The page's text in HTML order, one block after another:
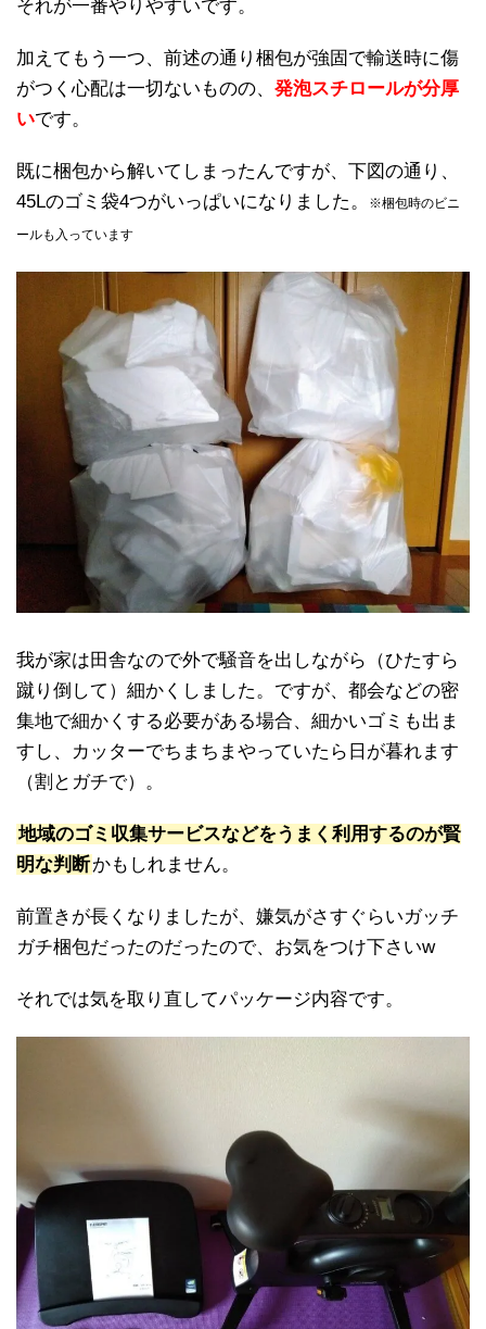
それが一番やりやすいです。
加えてもう一つ、前述の通り梱包が強固で輸送時に傷
がつく心配は一切ないものの、 発泡スチロールが分厚
いです。
既に梱包から解いてしまったんですが、下図の通り、
45Lのゴミ袋4つがいっぱいになりました。
※梱包時のビニ
ールも入っています
我が家は田舎なので外で騒音を出しながら（ひたすら
蹴り倒して）細かくしました。ですが、都会などの密
集地で細かくする必要がある場合、細かいゴミも出ま
すし、カッターでちまちまやっていたら日が暮れます
（割とガチで）。
地域のゴミ収集サービスなどをうまく利用するのが賢
明な判断かもしれません。
前置きが長くなりましたが、嫌気がさすぐらいガッチ
ガチ梱包だったのだったので、お気をつけ下さいw
それでは気を取り直してパッケージ内容です。